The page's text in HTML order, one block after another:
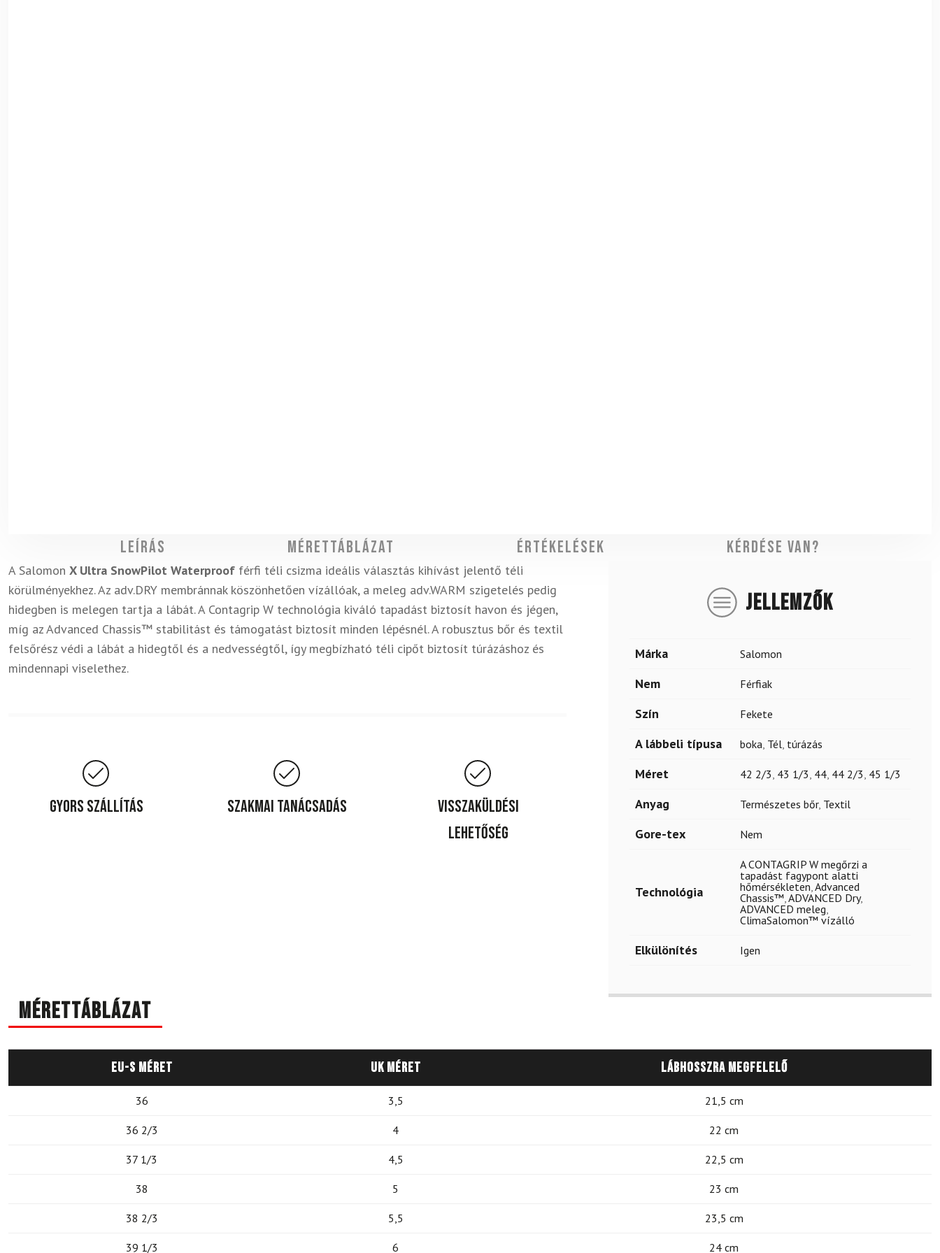
Leírás Mérettáblázat Értékelések Kérdése van?
A Salomon X Ultra SnowPilot Waterproof férfi téli csizma ideális választás kihívást jelentő téli
körülményekhez. Az adv.DRY membránnak köszönhetően vízállóak, a meleg adv.WARM szigetelés pedig
hidegben is melegen tartja a lábát. A Contagrip W technológia kiváló tapadást biztosít havon és jégen,
míg az Advanced Chassis™ stabilitást és támogatást biztosít minden lépésnél. A robusztus bőr és textil
felsőrész védi a lábát a hidegtől és a nedvességtől, így megbízható téli cipőt biztosít túrázáshoz és
mindennapi viselethez.
Gyors szállítás Szakmai tanácsadás
Visszaküldési
lehetőség
JELLEMZŐK
Márka Salomon
Nem Férfiak
Szín Fekete
A lábbeli típusa boka, Tél, túrázás
Méret 42 2/3, 43 1/3, 44, 44 2/3, 45 1/3
Anyag Természetes bőr, Textil
Gore-tex Nem
Technológia
A CONTAGRIP W megőrzi a
tapadást fagypont alatti
hőmérsékleten,Advanced
Chassis™,ADVANCED Dry,
ADVANCED meleg,
ClimaSalomon™ vízálló
Elkülönítés Igen
Mérettáblázat
EU-s méret UK méret Lábhosszra megfelelő
36 3,5 21,5 cm
36 2/3 4 22 cm
37 1/3 4,5 22,5 cm
38 5 23 cm
38 2/3 5,5 23,5 cm
39 1/3 6 24 cm